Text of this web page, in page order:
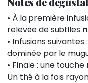
• À la première
relevée de subtiles
• Infusions suivantes :
dominée par le
• Finale : une
Un thé à la fois